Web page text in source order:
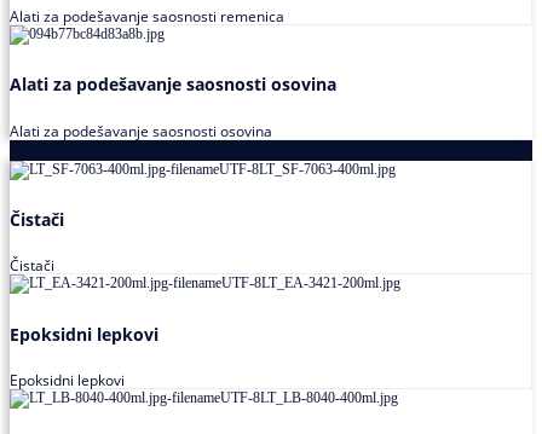
Alati za podešavanje saosnosti remenica
Alati za podešavanje saosnosti osovina
Alati za podešavanje saosnosti osovina
Čistači
Čistači
Epoksidni lepkovi
Epoksidni lepkovi